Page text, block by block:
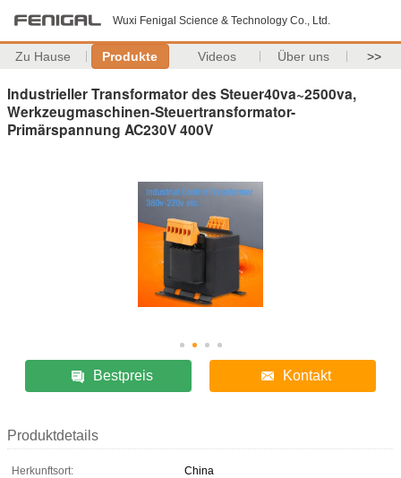
Wuxi Fenigal Science & Technology Co., Ltd.
Zu Hause Produkte Videos Über uns >>
Industrieller Transformator des Steuer40va~2500va,
Werkzeugmaschinen-Steuertransformator-
Primärspannung AC230V 400V
Bestpreis Kontakt
Produktdetails
Herkunftsort:
China